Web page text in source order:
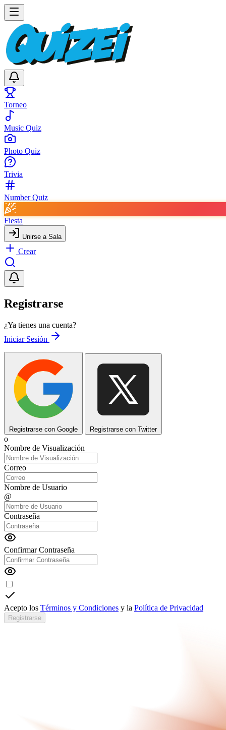
Torneo
Music Quiz
Photo Quiz
Trivia
Number Quiz
Fiesta
Unirse a Sala
Crear
Registrarse
¿Ya tienes una cuenta?
Iniciar Sesión
Registrarse con Google Registrarse con Twitter
o
Nombre de Visualización
Correo
Nombre de Usuario
@
Contraseña
Confirmar Contraseña
Acepto los Términos y Condiciones y la Política de Privacidad
Registrarse